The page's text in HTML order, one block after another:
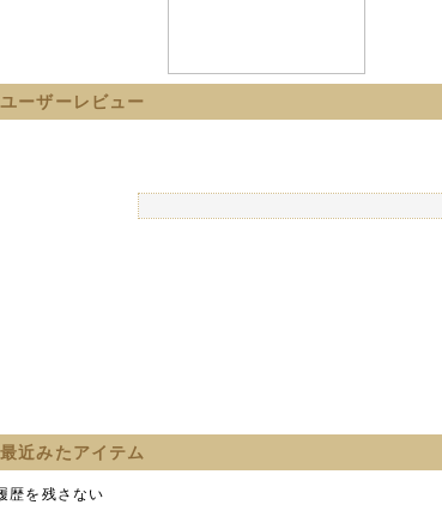
ユーザーレビュー
最近みたアイテム
歴を残さない